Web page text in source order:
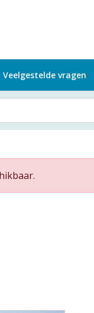
Veelgestelde vragen